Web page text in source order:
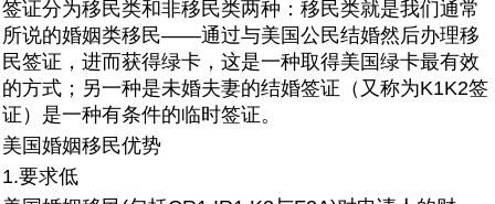
签证分为移民类和非移民类两种：移民类就是我们通常
所说的婚姻类移民——通过与美国公民结婚然后办理移
民签证，进而获得绿卡，这是一种取得美国绿卡最有效
的方式；另一种是未婚夫妻的结婚签证（又称为K1K2签
证）是一种有条件的临时签证。
美国婚姻移民优势
1.要求低